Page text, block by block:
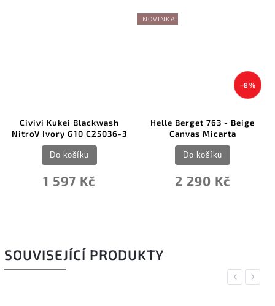
Civivi Kukei Blackwash
NitroV Ivory G10 C25036-3
1 597 Kč
Do košíku
NOVINKA
–8 %
Helle Berget 763 - Beige
Canvas Micarta
2 290 Kč
Do košíku
SOUVISEJÍCÍ PRODUKTY
Previous
Next